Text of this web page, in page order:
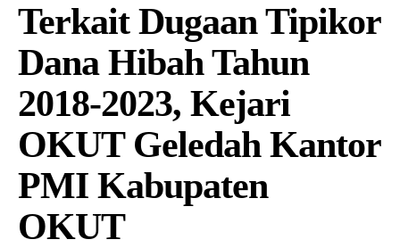
Terkait Dugaan Tipikor
Dana Hibah Tahun
2018-2023, Kejari
OKUT Geledah Kantor
PMI Kabupaten
OKUT